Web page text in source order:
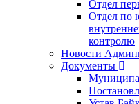
Отдел
Отдел по
контролю
Новости
Документы